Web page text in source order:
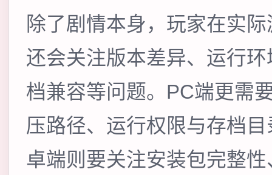
除了剧情本身，玩家在实
还会关注版本差异、运行
档兼容等问题。PC端更需
压路径、运行权限与存档
卓端则要关注安装包完整